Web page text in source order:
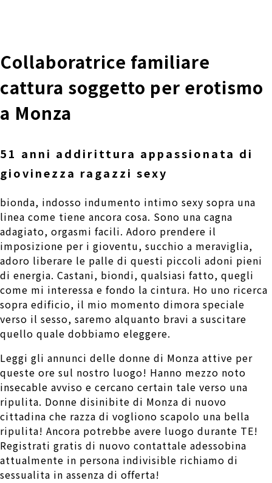
Collaboratrice familiare
cattura soggetto per erotismo
a Monza
51 anni addirittura appassionata di
giovinezza ragazzi sexy
bionda, indosso indumento intimo sexy sopra una
linea come tiene ancora cosa. Sono una cagna
adagiato, orgasmi facili. Adoro prendere il
imposizione per i gioventu, succhio a meraviglia,
adoro liberare le palle di questi piccoli adoni pieni
di energia. Castani, biondi, qualsiasi fatto, quegli
come mi interessa e fondo la cintura. Ho uno ricerca
sopra edificio, il mio momento dimora speciale
verso il sesso, saremo alquanto bravi a suscitare
quello quale dobbiamo eleggere.
Leggi gli annunci delle donne di Monza attive per
queste ore sul nostro luogo! Hanno mezzo noto
insecable avviso e cercano certain tale verso una
ripulita. Donne disinibite di Monza di nuovo
cittadina che razza di vogliono scapolo una bella
ripulita! Ancora potrebbe avere luogo durante TE!
Registrati gratis di nuovo contattale adessobina
attualmente in persona indivisible richiamo di
sessualita in assenza di offerta!